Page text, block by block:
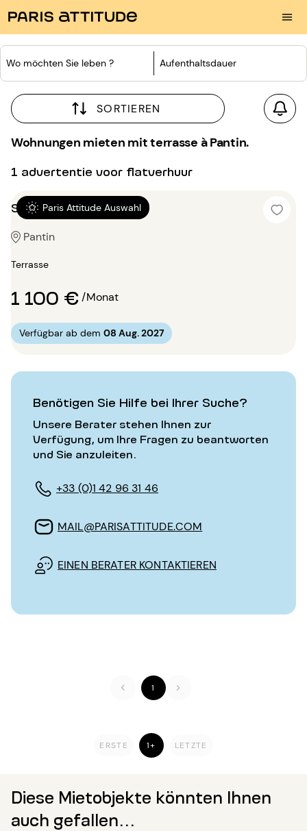
Wo möchten Sie leben ? Aufenthaltsdauer
SORTIEREN
Wohnungen mieten mit terrasse à Pantin.
1 advertentie voor flatverhuur
Paris Attitude Auswahl
Studio 25m²
Pantin
Terrasse
1 100 €/Monat
Verfügbar ab dem 08 Aug. 2027
Benötigen Sie Hilfe bei Ihrer Suche?
Unsere Berater stehen Ihnen zur
Verfügung, um Ihre Fragen zu beantworten
und Sie anzuleiten.
+33 (0)1 42 96 31 46
MAIL@PARISATTITUDE.COM
EINEN BERATER KONTAKTIEREN
1
ERSTE 1+ LETZTE
Diese Mietobjekte könnten Ihnen
auch gefallen...